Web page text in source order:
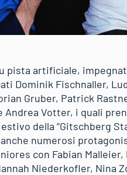
artificiale,
Dominik Fischnaller,
Gruber, Patrick
Andrea Votter, i quali
della “Gitschberg
numerosi
con Fabian Malleier,
Niederkofler, Nina